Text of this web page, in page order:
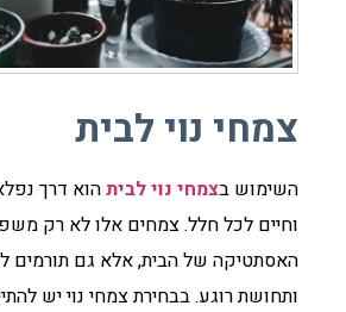
צמחי נוי לבית
השימוש בצמחי נוי לביתהוא דרך
וחיים לכל חלל. צמחים אלו לא רק
האסתטיקה של הבית, אלא גם תורמים
ותחושת רוגע. בבחירת צמחי נוי יש